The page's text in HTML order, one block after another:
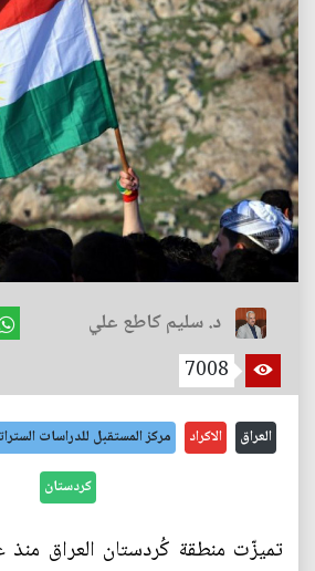
د. سليم كاطع علي
7008
العراق الاكراد مركز المستقبل للدراسات
كردستان